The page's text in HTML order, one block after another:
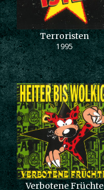
Terroristen
1995
Verbotene Früchte